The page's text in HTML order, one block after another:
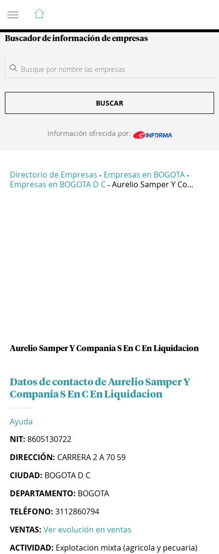
Guía de Empresas Colombianas
Buscador de información de empresas
BUSCAR
Información ofrecida por:
Directorio de Empresas - Empresas en BOGOTA -
Empresas en BOGOTA D C - Aurelio Samper Y Co...
Aurelio Samper Y Compania S En C En Liquidacion
Datos de contacto de Aurelio Samper Y
Compania S En C En Liquidacion
Ayuda
NIT: 8605130722
DIRECCIÓN: CARRERA 2 A 70 59
CIUDAD: BOGOTA D C
DEPARTAMENTO: BOGOTA
TELÉFONO: 3112860794
VENTAS: Ver evolución en ventas
ACTIVIDAD: Explotacion mixta (agricola y pecuaria)